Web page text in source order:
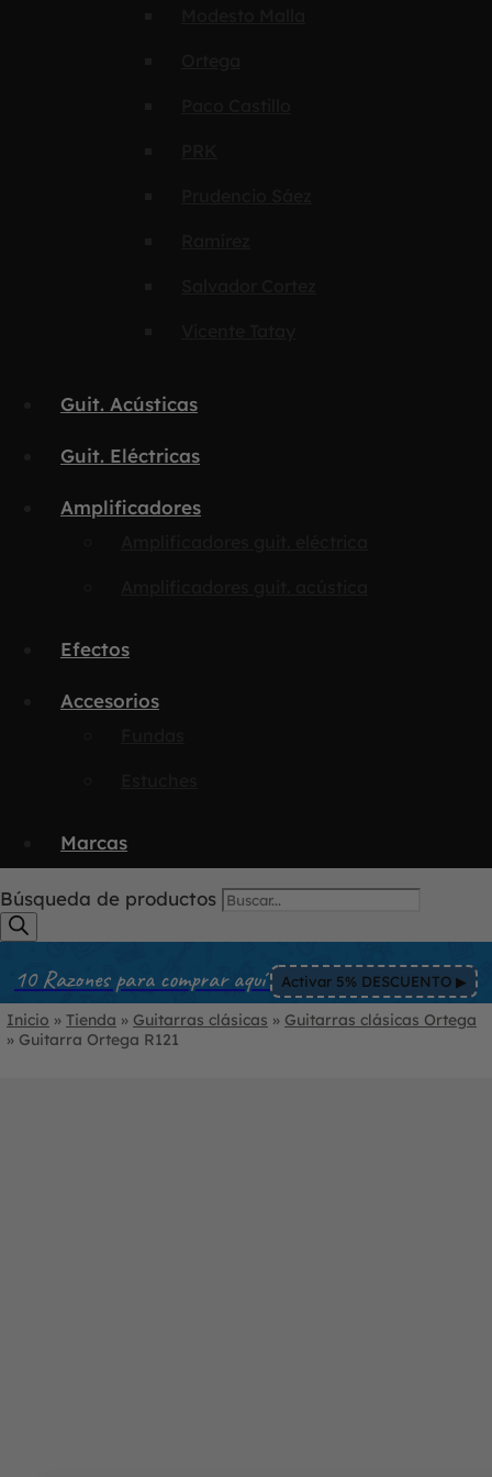
Guit. Acústicas
Guit. Eléctricas
Amplificadores
Efectos
Accesorios
Marcas
Búsqueda de productos
10 Razones para comprar aquí Activar 5% DESCUENTO ▶︎
Inicio » Tienda » Guitarras clásicas » Guitarras clásicas Ortega
» Guitarra Ortega R121